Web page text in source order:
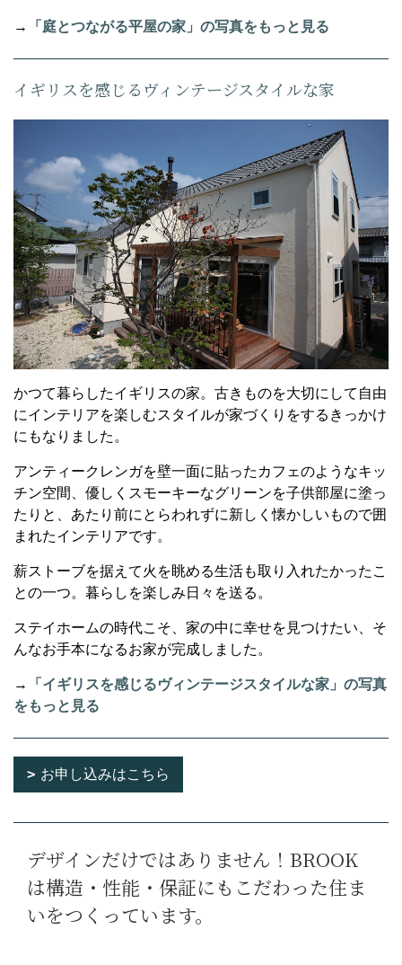
→ 「庭とつながる平屋の家」の写真をもっと見る
イギリスを感じるヴィンテージスタイルな家
かつて暮らしたイギリスの家。古きものを大切にして自由
にインテリアを楽しむスタイルが家づくりをするきっかけ
にもなりました。
アンティークレンガを壁一面に貼ったカフェのようなキッ
チン空間、優しくスモーキーなグリーンを子供部屋に塗っ
たりと、あたり前にとらわれずに新しく懐かしいもので囲
まれたインテリアです。
薪ストーブを据えて火を眺める生活も取り入れたかったこ
との一つ。暮らしを楽しみ日々を送る。
ステイホームの時代こそ、家の中に幸せを見つけたい、そ
んなお手本になるお家が完成しました。
→
「イギリスを感じるヴィンテージスタイルな家」の写真
をもっと見る
お申し込みはこちら
デザインだけではありません！BROOK
は構造・性能・保証にもこだわった住ま
いをつくっています。